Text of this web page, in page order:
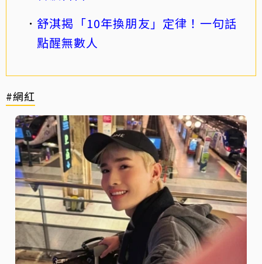
舒淇揭「10年換朋友」定律！一句話
點醒無數人
#網紅